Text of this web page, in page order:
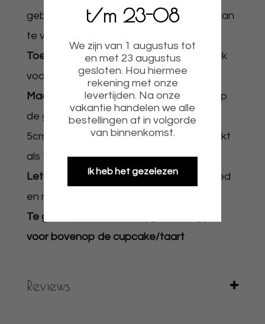
gebruik de acryl toppers raden we aan van
te voren met de hand af te wassen.
Toepassing: Te gebruiken op al uw gebak
voor leuke decoratie.
Maat:
Is geheel naar wens en brekend op
de grootste zijde. Cupcake formaat is 4-
5cm of 6-7cm daarboven is meer geschikt
als front topper.
Let op:
De producten zijn geen speelgoed
en niet eetbaar.
Te gebruiken als front topper als topper
voor bovenop de cupcake/taart
Reviews
t/m 23-08
We zijn van 1 augustus tot
en met 23 augustus
gesloten. Hou hiermee
rekening met onze
levertijden. Na onze
vakantie handelen we alle
bestellingen af in volgorde
van binnenkomst.
Ik heb het gezelezen